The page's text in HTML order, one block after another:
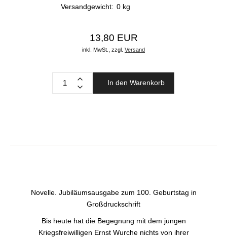
Versandgewicht: 0 kg
13,80 EUR
inkl. MwSt., zzgl. Versand
In den Warenkorb
Novelle. Jubiläumsausgabe zum 100. Geburtstag in
Großdruckschrift
Bis heute hat die Begegnung mit dem jungen
Kriegsfreiwilligen Ernst Wurche nichts von ihrer